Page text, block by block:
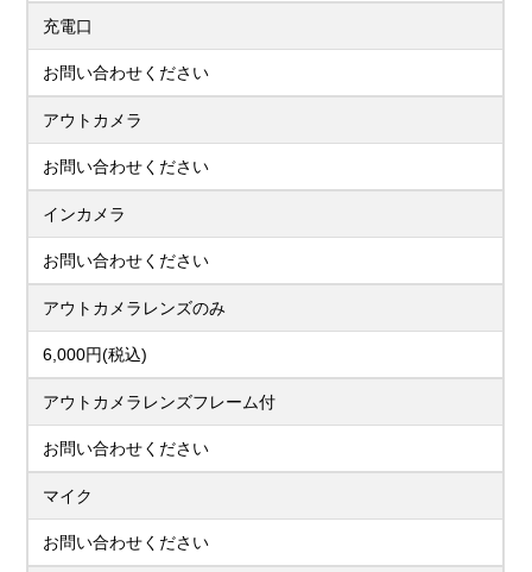
充電口
お問い合わせください
アウトカメラ
お問い合わせください
インカメラ
お問い合わせください
アウトカメラレンズのみ
6,000円(税込)
アウトカメラレンズフレーム付
お問い合わせください
マイク
お問い合わせください